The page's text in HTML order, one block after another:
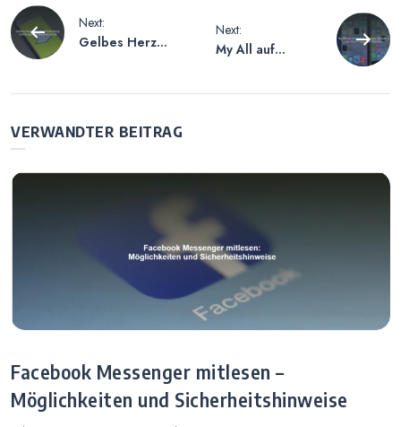
Beitragsnavigation
Next:
Gelbes Herz
Next:
My All auf
Löschen –
VERWANDTER BEITRAG
Facebook Messenger mitlesen –
Möglichkeiten und Sicherheitshinweise